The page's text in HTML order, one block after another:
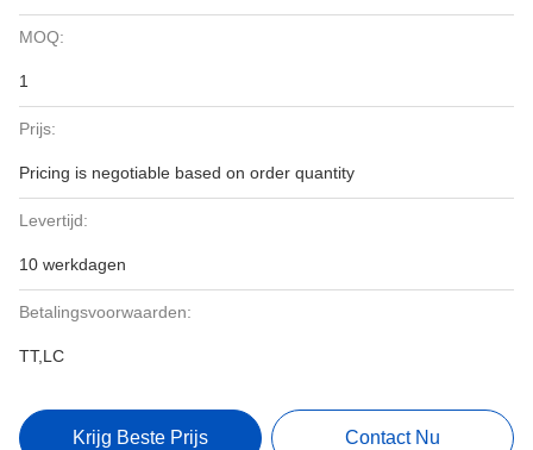
MOQ:
1
Prijs:
Pricing is negotiable based on order quantity
Levertijd:
10 werkdagen
Betalingsvoorwaarden:
TT,LC
Krijg Beste Prijs Contact Nu